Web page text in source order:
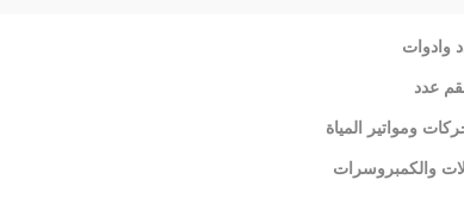
وادوات
عدد
ومواتير المياة
والكمبروسرات